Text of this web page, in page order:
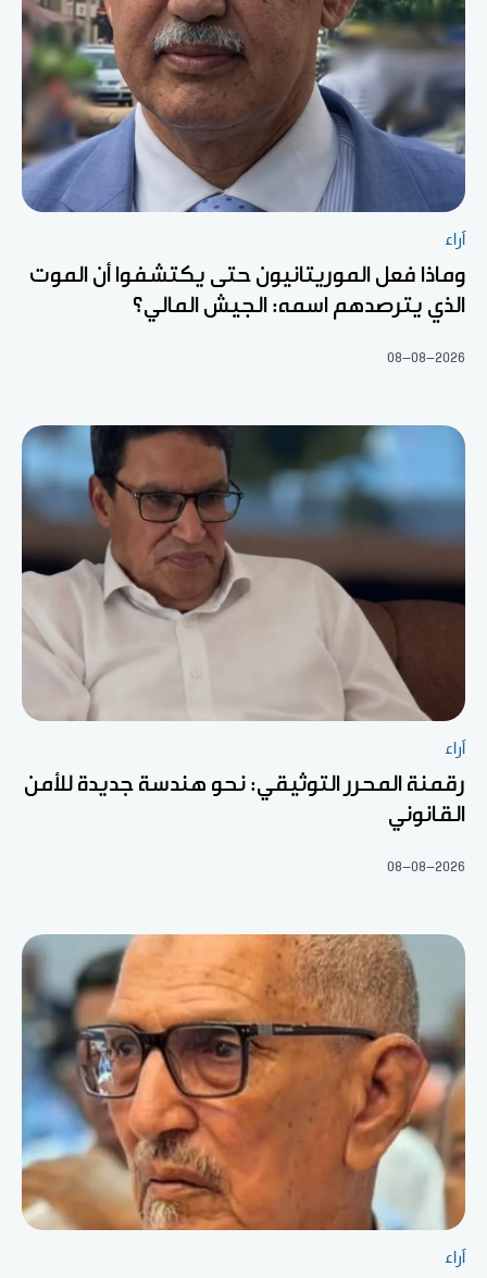
آراء
وماذا فعل الموريتانيون حتى يكتشفوا أن الموت
الذي يترصدهم اسمه: الجيش المالي؟
08-08-2026
آراء
رقمنة المحرر التوثيقي: نحو هندسة جديدة للأمن
القانوني
08-08-2026
آراء